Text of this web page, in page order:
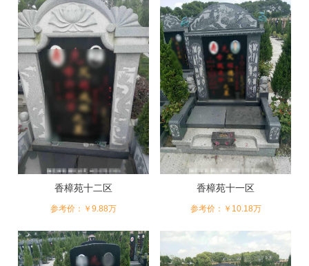
客户需求，自开办以来因墓园环境优雅、地势高爽、服务周
到、管理正规、价格合理、交通方便而深受客户的好评。留园
总体规划380亩。拟建中的二期、三期墓园314亩，届时提供更
完善的服务。每逢清明、冬至扫墓时节，均有班车接送!留园宗
旨：我公墓守信誉，讲质量，办事公道，价格合理，手续简便
迅速，服务信誉卓越，诚招四方贵宾，欢迎仙灵安家。
香樟苑十二区
参考价：￥9.88万
香樟苑十一区
参考价：￥10.18万